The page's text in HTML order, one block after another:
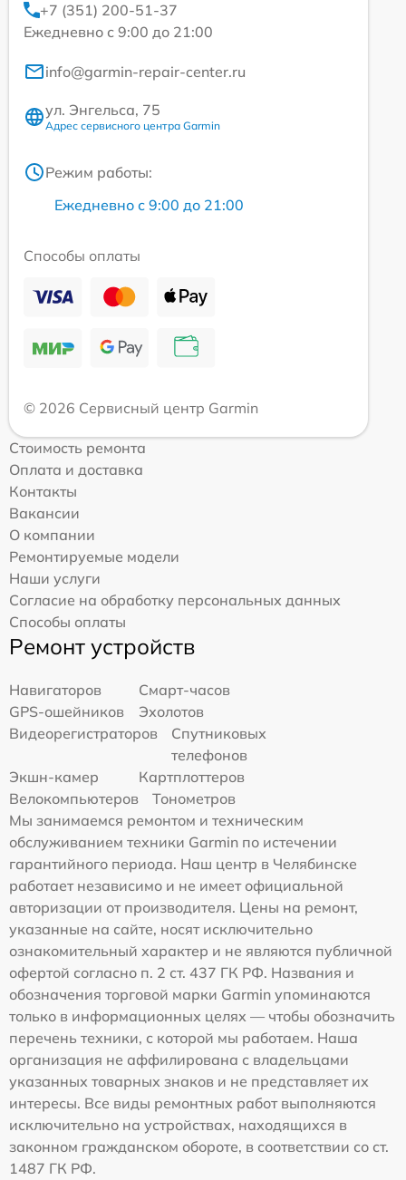
+7 (351) 200-51-37
Ежедневно с 9:00 до 21:00
info@garmin-repair-center.ru
ул. Энгельса, 75
Адрес сервисного центра Garmin
Режим работы:
Ежедневно с 9:00 до 21:00
Способы оплаты
© 2026 Сервисный центр Garmin
Стоимость ремонта
Оплата и доставка
Контакты
Вакансии
О компании
Ремонтируемые модели
Наши услуги
Согласие на обработку персональных данных
Способы оплаты
Ремонт устройств
Навигаторов
Смарт-часов
GPS-ошейников
Эхолотов
Видеорегистраторов
Спутниковых
телефонов
Экшн-камер
Картплоттеров
Велокомпьютеров
Тонометров
Мы занимаемся ремонтом и техническим
обслуживанием техники Garmin по истечении
гарантийного периода. Наш центр в Челябинске
работает независимо и не имеет официальной
авторизации от производителя. Цены на ремонт,
указанные на сайте, носят исключительно
ознакомительный характер и не являются публичной
офертой согласно п. 2 ст. 437 ГК РФ. Названия и
обозначения торговой марки Garmin упоминаются
только в информационных целях — чтобы обозначить
перечень техники, с которой мы работаем. Наша
организация не аффилирована с владельцами
указанных товарных знаков и не представляет их
интересы. Все виды ремонтных работ выполняются
исключительно на устройствах, находящихся в
законном гражданском обороте, в соответствии со ст.
1487 ГК РФ.